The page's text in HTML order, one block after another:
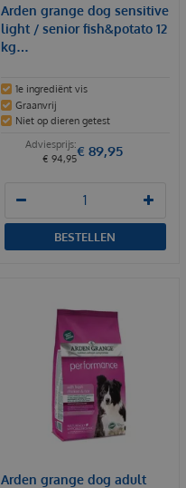
Arden grange dog sensitive
light / senior fish&potato 12
kg…
1e ingrediënt vis
Graanvrij
Niet op dieren getest
€ 94,95€ 89,95
BESTELLEN
Arden grange dog adult